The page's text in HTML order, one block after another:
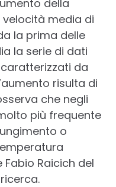
della
media di
la prima delle
la serie di dati
caratterizzati da
risulta di
che negli
più frequente
o
Fabio Raicich del